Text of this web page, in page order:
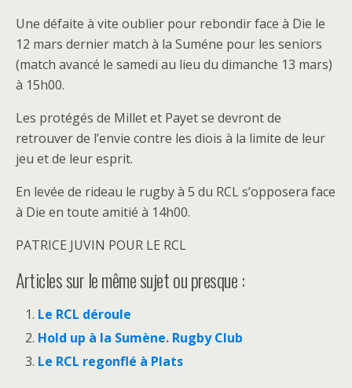
Une défaite à vite oublier pour rebondir face à Die le
12 mars dernier match à la Suméne pour les seniors
(match avancé le samedi au lieu du dimanche 13 mars)
à 15h00.
Les protégés de Millet et Payet se devront de
retrouver de l’envie contre les diois à la limite de leur
jeu et de leur esprit.
En levée de rideau le rugby à 5 du RCL s’opposera face
à Die en toute amitié à 14h00.
PATRICE JUVIN POUR LE RCL
Articles sur le même sujet ou presque :
Le RCL déroule
Hold up à la Sumène. Rugby Club
Le RCL regonflé à Plats